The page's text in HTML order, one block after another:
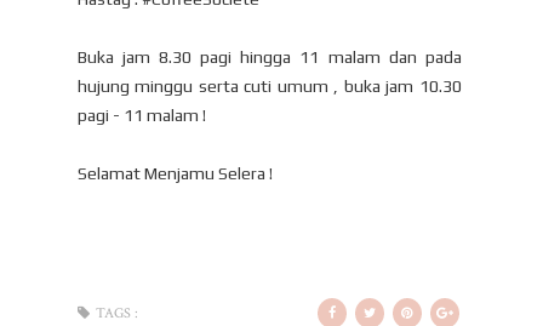
Buka jam 8.30 pagi hingga 11 malam dan pada
hujung minggu serta cuti umum , buka jam 10.30
pagi - 11 malam !
Selamat Menjamu Selera !
TAGS :